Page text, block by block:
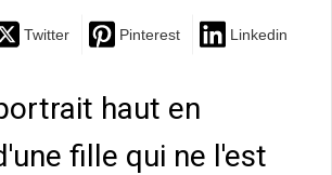
Twitter Pinterest Linkedin
haut en
fille qui ne l'est